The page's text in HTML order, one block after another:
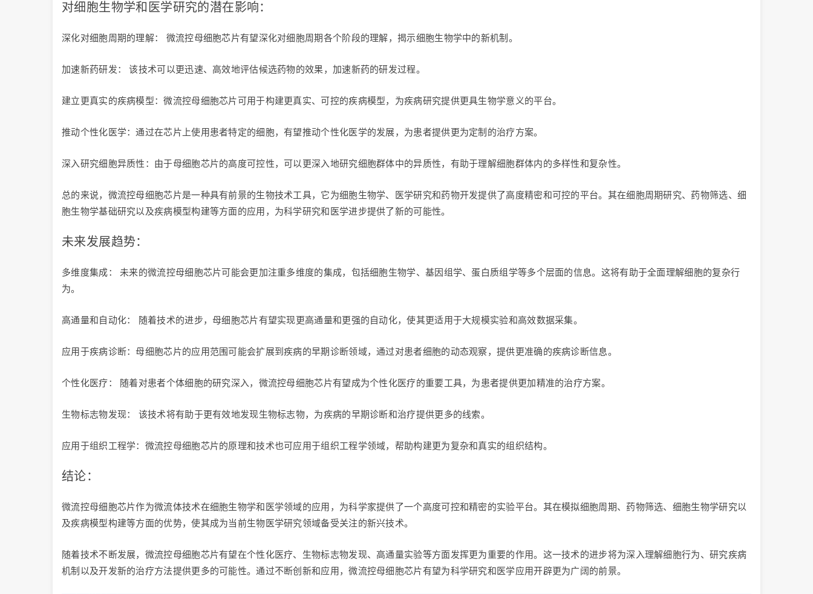
对细胞生物学和医学研究的潜在影响：
深化对细胞周期的理解： 微流控母细胞芯片有望深化对细胞周期各个阶段的理解，揭示细胞生物学中的新机制。
加速新药研发： 该技术可以更迅速、高效地评估候选药物的效果，加速新药的研发过程。
建立更真实的疾病模型：微流控母细胞芯片可用于构建更真实、可控的疾病模型，为疾病研究提供更具生物学意义的平台。
推动个性化医学：通过在芯片上使用患者特定的细胞，有望推动个性化医学的发展，为患者提供更为定制的治疗方案。
深入研究细胞异质性：由于母细胞芯片的高度可控性，可以更深入地研究细胞群体中的异质性，有助于理解细胞群体内的多样性和复杂性。
总的来说，微流控母细胞芯片是一种具有前景的生物技术工具，它为细胞生物学、医学研究和药物开发提供了高度精密和可控的平台。其在细胞周期研究、药物筛选、细
胞生物学基础研究以及疾病模型构建等方面的应用，为科学研究和医学进步提供了新的可能性。
未来发展趋势：
多维度集成： 未来的微流控母细胞芯片可能会更加注重多维度的集成，包括细胞生物学、基因组学、蛋白质组学等多个层面的信息。这将有助于全面理解细胞的复杂行
为。
高通量和自动化： 随着技术的进步，母细胞芯片有望实现更高通量和更强的自动化，使其更适用于大规模实验和高效数据采集。
应用于疾病诊断：母细胞芯片的应用范围可能会扩展到疾病的早期诊断领域，通过对患者细胞的动态观察，提供更准确的疾病诊断信息。
个性化医疗： 随着对患者个体细胞的研究深入，微流控母细胞芯片有望成为个性化医疗的重要工具，为患者提供更加精准的治疗方案。
生物标志物发现： 该技术将有助于更有效地发现生物标志物，为疾病的早期诊断和治疗提供更多的线索。
应用于组织工程学：微流控母细胞芯片的原理和技术也可应用于组织工程学领域，帮助构建更为复杂和真实的组织结构。
结论：
微流控母细胞芯片作为微流体技术在细胞生物学和医学领域的应用，为科学家提供了一个高度可控和精密的实验平台。其在模拟细胞周期、药物筛选、细胞生物学研究以
及疾病模型构建等方面的优势，使其成为当前生物医学研究领域备受关注的新兴技术。
随着技术不断发展，微流控母细胞芯片有望在个性化医疗、生物标志物发现、高通量实验等方面发挥更为重要的作用。这一技术的进步将为深入理解细胞行为、研究疾病
机制以及开发新的治疗方法提供更多的可能性。通过不断创新和应用，微流控母细胞芯片有望为科学研究和医学应用开辟更为广阔的前景。